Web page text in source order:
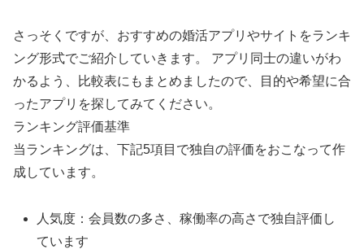
さっそくですが、おすすめの婚活アプリやサイトをランキ
ング形式でご紹介していきます。 アプリ同士の違いがわ
かるよう、比較表にもまとめましたので、目的や希望に合
ったアプリを探してみてください。
ランキング評価基準
当ランキングは、下記5項目で独自の評価をおこなって作
成しています。
人気度：会員数の多さ、稼働率の高さで独自評価し
ています